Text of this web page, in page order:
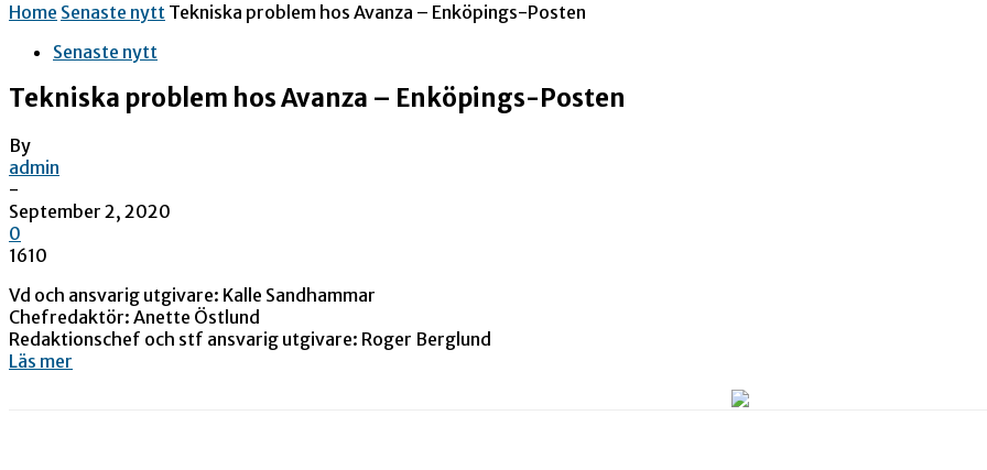
Home Senaste nytt Tekniska problem hos Avanza – Enköpings-Posten
Senaste nytt
Tekniska problem hos Avanza – Enköpings-Posten
By
admin
-
September 2, 2020
0
1610
Vd och ansvarig utgivare: Kalle Sandhammar
Chefredaktör: Anette Östlund
Redaktionschef och stf ansvarig utgivare: Roger Berglund
Läs mer